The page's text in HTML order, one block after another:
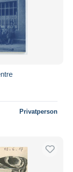
Privatperson